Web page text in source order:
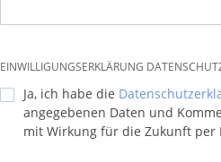
EINWILLIGUNGSERKLÄRUNG
Ja, ich habe die
angegebenen Daten und
mit Wirkung für die Zukunft per